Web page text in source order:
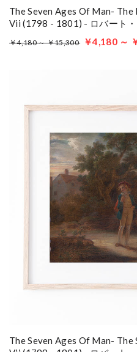
The Seven Ages Of Man- The
Vii (1798 - 1801) - ロバート
￥4,180 ～ ￥15,300 ￥4,180 ～
The Seven Ages Of Man- The